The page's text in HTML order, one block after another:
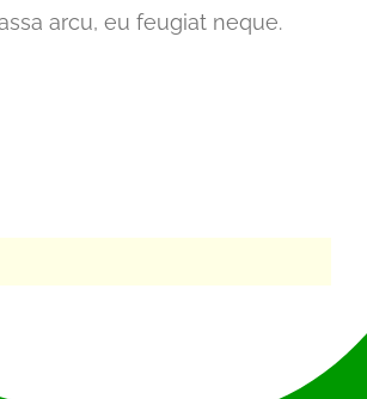
arcu, eu feugiat neque.